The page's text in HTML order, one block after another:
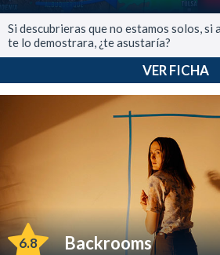
Si descubrieras que no estamos solos,
te lo demostrara, ¿te asustaría?
VER FICHA
6.8 Backrooms